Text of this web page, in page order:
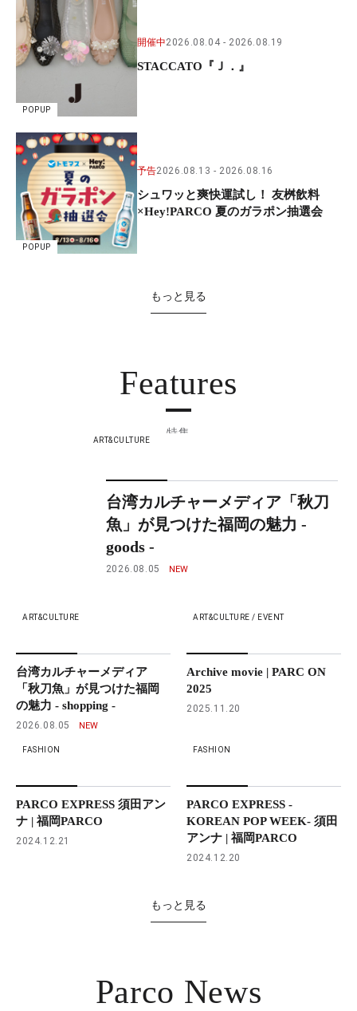
POPUP
開催中2026.08.04 2026.08.19
STACCATO『Ｊ．』
POPUP
予告2026.08.13 2026.08.16
シュワッと爽快運試し！ 友桝飲料
×Hey!PARCO 夏のガラポン抽選会
もっと見る
Features
特集
ART&CULTURE
台湾カルチャーメディア「秋刀
魚」が見つけた福岡の魅力 -
goods -
2026.08.05
ART&CULTURE
台湾カルチャーメディア
「秋刀魚」が見つけた福岡
の魅力 - shopping -
2026.08.05
ART&CULTURE / EVENT
Archive movie | PARC ON
2025
2025.11.20
FASHION
PARCO EXPRESS 須田アン
ナ | 福岡PARCO
2024.12.21
FASHION
PARCO EXPRESS -
KOREAN POP WEEK- 須田
アンナ | 福岡PARCO
2024.12.20
もっと見る
Parco News